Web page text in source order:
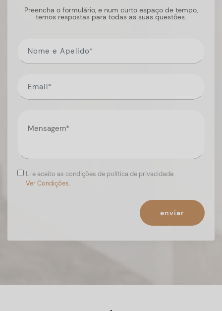
Preencha o formulário, e num curto espaço de tempo,
temos respostas para todas as suas questões.
Li e aceito as condições de política de privacidade.
Ver Condições.
enviar